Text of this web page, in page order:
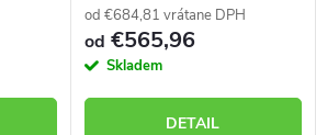
52711-72
od €684,81 vrátane DPH
od €565,96
Skladem
DETAIL